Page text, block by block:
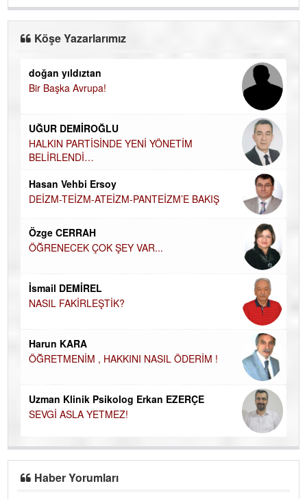
Köşe Yazarlarımız
doğan yıldıztan
Bir Başka Avrupa!
UĞUR DEMİROĞLU
HALKIN PARTİSİNDE YENİ YÖNETİM
BELİRLENDİ…
Hasan Vehbi Ersoy
DEİZM-TEİZM-ATEİZM-PANTEİZM’E BAKIŞ
Özge CERRAH
ÖĞRENECEK ÇOK ŞEY VAR...
İsmail DEMİREL
NASIL FAKİRLEŞTİK?
Harun KARA
ÖĞRETMENİM , HAKKINI NASIL ÖDERİM !
Uzman Klinik Psikolog Erkan EZERÇE
SEVGİ ASLA YETMEZ!
Haber Yorumları